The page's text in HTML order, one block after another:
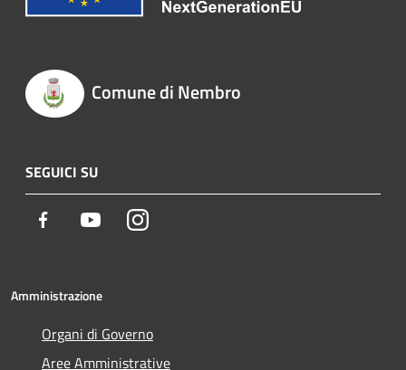
Comune di Nembro
SEGUICI SU
Facebook YoutubeInstagram
Amministrazione
Organi di Governo
Aree Amministrative